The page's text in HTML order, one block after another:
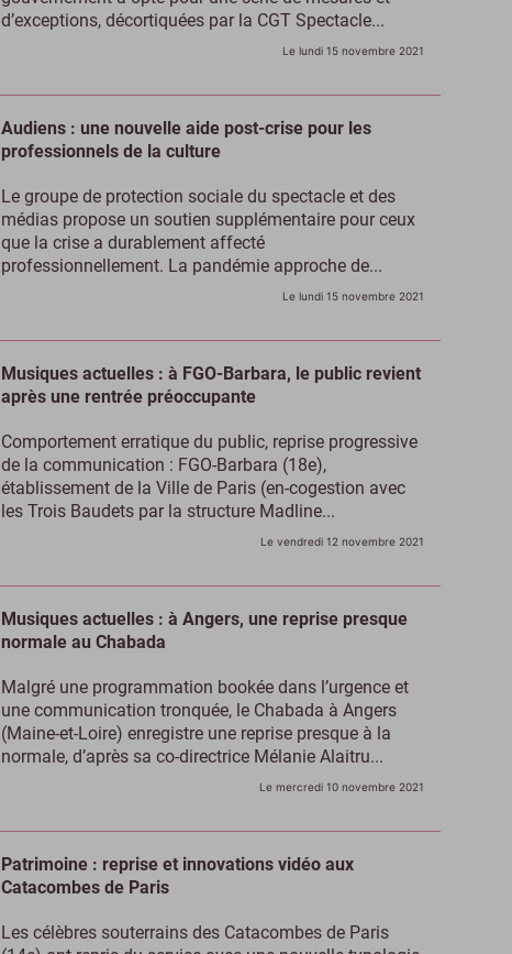
d’exceptions, décortiquées par la CGT Spectacle...
Le lundi 15 novembre 2021
Audiens : une nouvelle aide post-crise pour les
professionnels de la culture
Le groupe de protection sociale du spectacle et des
médias propose un soutien supplémentaire pour ceux
que la crise a durablement affecté
professionnellement. La pandémie approche de...
Le lundi 15 novembre 2021
Musiques actuelles : à FGO-Barbara, le public revient
après une rentrée préoccupante
Comportement erratique du public, reprise progressive
de la communication : FGO-Barbara (18e),
établissement de la Ville de Paris (en-cogestion avec
les Trois Baudets par la structure Madline...
Le vendredi 12 novembre 2021
Musiques actuelles : à Angers, une reprise presque
normale au Chabada
Malgré une programmation bookée dans l’urgence et
une communication tronquée, le Chabada à Angers
(Maine-et-Loire) enregistre une reprise presque à la
normale, d’après sa co-directrice Mélanie Alaitru...
Le mercredi 10 novembre 2021
Patrimoine : reprise et innovations vidéo aux
Catacombes de Paris
Les célèbres souterrains des Catacombes de Paris